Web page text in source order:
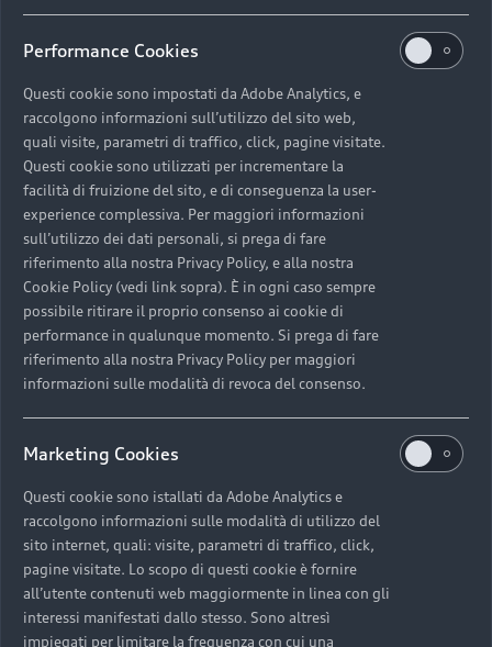
Performance Cookies
Questi cookie sono impostati da Adobe Analytics, e
raccolgono informazioni sull’utilizzo del sito web,
quali visite, parametri di traffico, click, pagine visitate.
Questi cookie sono utilizzati per incrementare la
facilità di fruizione del sito, e di conseguenza la user-
experience complessiva. Per maggiori informazioni
sull’utilizzo dei dati personali, si prega di fare
riferimento alla nostra Privacy Policy, e alla nostra
Cookie Policy (vedi link sopra). È in ogni caso sempre
possibile ritirare il proprio consenso ai cookie di
performance in qualunque momento. Si prega di fare
riferimento alla nostra Privacy Policy per maggiori
informazioni sulle modalità di revoca del consenso.
Marketing Cookies
Questi cookie sono istallati da Adobe Analytics e
raccolgono informazioni sulle modalità di utilizzo del
sito internet, quali: visite, parametri di traffico, click,
pagine visitate. Lo scopo di questi cookie è fornire
all’utente contenuti web maggiormente in linea con gli
interessi manifestati dallo stesso. Sono altresì
impiegati per limitare la frequenza con cui una
Audi Service.
Grazie ai Service Partner Audi puoi contare su
un’assistenza dedicata e soluzioni pensate per garantirti
la massima qualità, efficienza e sicurezza.
Noleggio Accessori Originali
Con il Noleggio Accessori Originali potrai sempre